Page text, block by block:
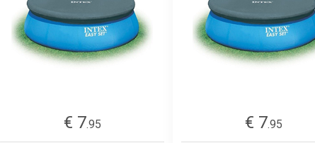
€ 7.95
€ 7.95